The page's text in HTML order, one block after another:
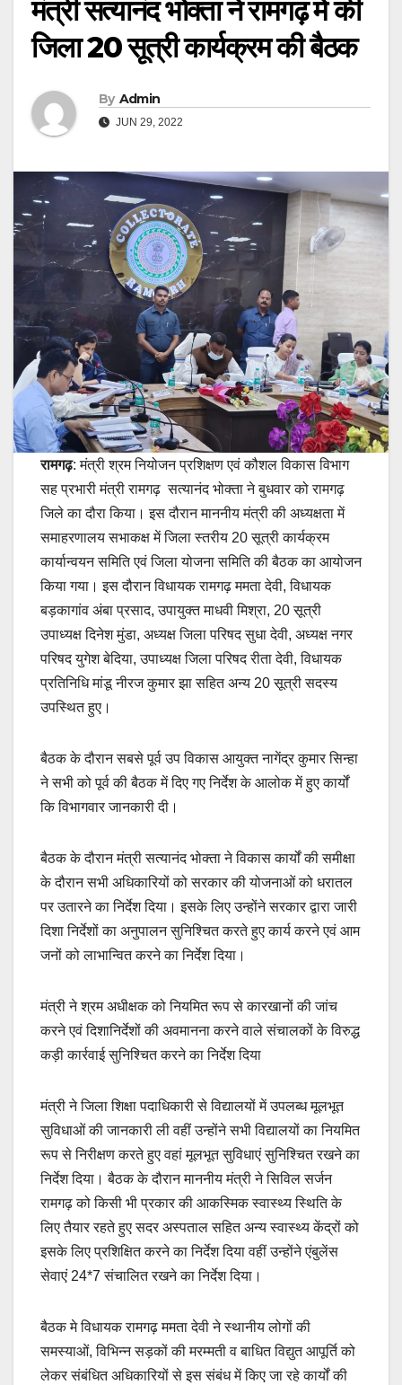
मंत्री सत्यानंद भोक्ता ने रामगढ़ में की
जिला 20 सूत्री कार्यक्रम की बैठक
By Admin
JUN 29, 2022
रामगढ़: मंत्री श्रम नियोजन प्रशिक्षण एवं कौशल विकास विभाग
सह प्रभारी मंत्री रामगढ़ सत्यानंद भोक्ता ने बुधवार को रामगढ़
जिले का दौरा किया। इस दौरान माननीय मंत्री की अध्यक्षता में
समाहरणालय सभाकक्ष में जिला स्तरीय 20 सूत्री कार्यक्रम
कार्यान्वयन समिति एवं जिला योजना समिति की बैठक का आयोजन
किया गया। इस दौरान विधायक रामगढ़ ममता देवी, विधायक
बड़कागांव अंबा प्रसाद, उपायुक्त माधवी मिश्रा, 20 सूत्री
उपाध्यक्ष दिनेश मुंडा, अध्यक्ष जिला परिषद सुधा देवी, अध्यक्ष नगर
परिषद युगेश बेदिया, उपाध्यक्ष जिला परिषद रीता देवी, विधायक
प्रतिनिधि मांडू नीरज कुमार झा सहित अन्य 20 सूत्री सदस्य
उपस्थित हुए।
बैठक के दौरान सबसे पूर्व उप विकास आयुक्त नागेंद्र कुमार सिन्हा
ने सभी को पूर्व की बैठक में दिए गए निर्देश के आलोक में हुए कार्यों
कि विभागवार जानकारी दी।
बैठक के दौरान मंत्री सत्यानंद भोक्ता ने विकास कार्यों की समीक्षा
के दौरान सभी अधिकारियों को सरकार की योजनाओं को धरातल
पर उतारने का निर्देश दिया। इसके लिए उन्होंने सरकार द्वारा जारी
दिशा निर्देशों का अनुपालन सुनिश्चित करते हुए कार्य करने एवं आम
जनों को लाभान्वित करने का निर्देश दिया।
मंत्री ने श्रम अधीक्षक को नियमित रूप से कारखानों की जांच
करने एवं दिशानिर्देशों की अवमानना करने वाले संचालकों के विरुद्ध
कड़ी कार्रवाई सुनिश्चित करने का निर्देश दिया
मंत्री ने जिला शिक्षा पदाधिकारी से विद्यालयों में उपलब्ध मूलभूत
सुविधाओं की जानकारी ली वहीं उन्होंने सभी विद्यालयों का नियमित
रूप से निरीक्षण करते हुए वहां मूलभूत सुविधाएं सुनिश्चित रखने का
निर्देश दिया। बैठक के दौरान माननीय मंत्री ने सिविल सर्जन
रामगढ़ को किसी भी प्रकार की आकस्मिक स्वास्थ्य स्थिति के
लिए तैयार रहते हुए सदर अस्पताल सहित अन्य स्वास्थ्य केंद्रों को
इसके लिए प्रशिक्षित करने का निर्देश दिया वहीं उन्होंने एंबुलेंस
सेवाएं 24*7 संचालित रखने का निर्देश दिया।
बैठक मे विधायक रामगढ़ ममता देवी ने स्थानीय लोगों की
समस्याओं, विभिन्न सड़कों की मरम्मती व बाधित विद्युत आपूर्ति को
लेकर संबंधित अधिकारियों से इस संबंध में किए जा रहे कार्यों की